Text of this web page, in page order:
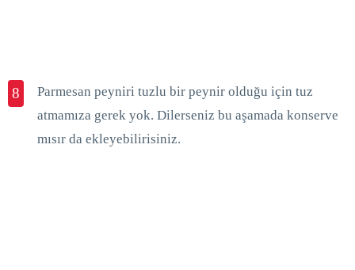
8
Parmesan peyniri tuzlu bir peynir olduğu için tuz
atmamıza gerek yok. Dilerseniz bu aşamada konserve
mısır da ekleyebilirisiniz.